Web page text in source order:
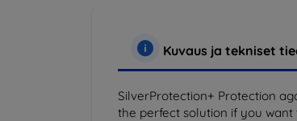
Kuvaus ja tekniset
SilverProtection+ Protection
the perfect solution if you